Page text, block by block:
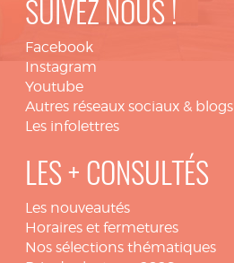
SUIVEZ NOUS !
Facebook
Instagram
Youtube
Autres réseaux sociaux & blogs
Les infolettres
LES + CONSULTÉS
Les nouveautés
Horaires et fermetures
Nos sélections thématiques